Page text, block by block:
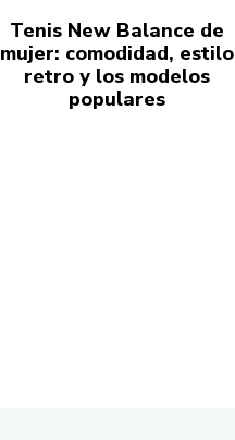
Tenis New Balance de
mujer: comodidad, estilo
retro y los modelos
populares